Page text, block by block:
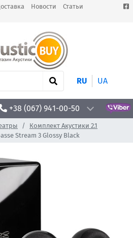
Новости
Статьи
RU UA
+38 (067) 941-00-50
Комплект Акустики 2.1
Stream 3 Glossy Black